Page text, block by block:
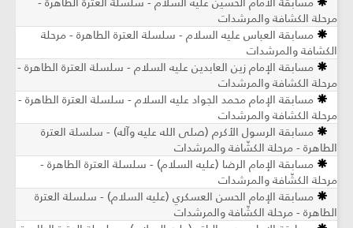
مرحلة الكشافة والمرشدات
مسابقة العباس عليه السلام - سلسلة العترة الطاهرة - مرحلة
الكشافة والمرشدات
مسابقة الإمام زين العابدين عليه السلام - سلسلة العترة الطاهرة -
مرحلة الكشافة والمرشدات
مسابقة الإمام محمد الجواد عليه السلام - سلسلة العترة الطاهرة -
مرحلة الكشافة والمرشدات
مسابقة الرسول الأكرم (صلى الله عليه وآله) - سلسلة العترة
الطاهرة - مرحلة الكشّافة والمرشدات
مسابقة الإمام الرضا (عليه السلام) - سلسلة العترة الطاهرة -
مرحلة الكشّافة والمرشدات
مسابقة الإمام الحسن العسكري (عليه السلام) - سلسلة العترة
الطاهرة - مرحلة الكشّافة والمرشدات